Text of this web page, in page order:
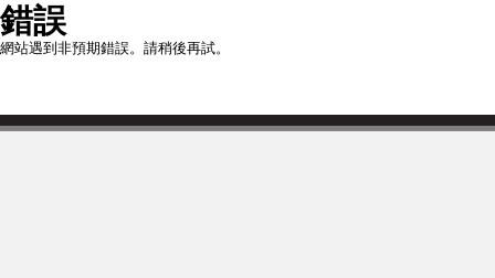
錯誤
網站遇到非預期錯誤。請稍後再試。